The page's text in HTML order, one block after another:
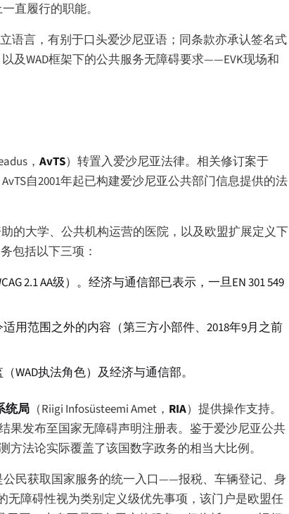
直履行的职能。
语言，有别于口头爱沙尼亚语；同条款亦承认签名式
及WAD框架下的公共服务无障碍要求——EVK现场和
， AvTS）转置入爱沙尼亚法律。相关修订案于
自2001年起已构建爱沙尼亚公共部门信息提供的法
的大学、公共机构运营的医院，以及欧盟扩展定义下
包括以下三项：
2.1 AA级）。经济与通信部已表示，一旦EN 301 549
用范围之外的内容（第三方小部件、2018年9月之前
执法角色）及经济与通信部。
统局 （Riigi Infosüsteemi Amet ， RIA）提供操作支持。
果发布至国家无障碍声明注册表。鉴于爱沙尼亚公共
法论实际覆盖了该国数字政务的相当大比例。
公民获取国家服务的统一入口——报税、车辆登记、身
障碍性视为类别定义级优先事项，该门户是欧盟任